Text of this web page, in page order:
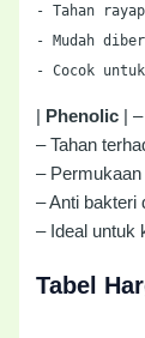
- Tahan
- Mudah
- Cocok
Phenolic |
– Tahan
–
– Anti bakteri
– Ideal untuk
Tabel